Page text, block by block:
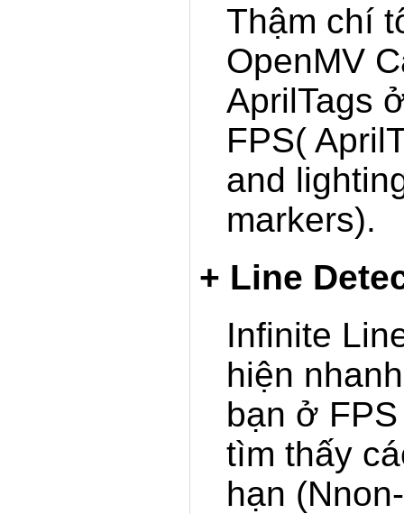
Thậm chí
OpenMV
AprilTags
FPS(
and
markers).
+ Line
Infinite
hiện
bạn ở
tìm thấy
hạn